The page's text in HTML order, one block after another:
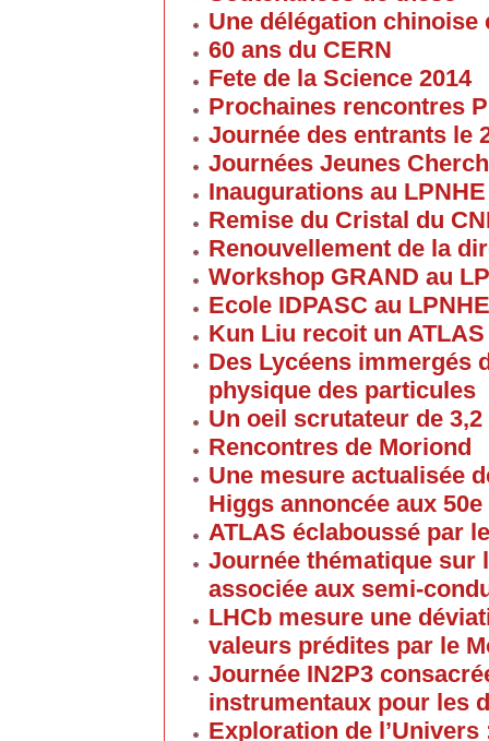
Une délégation
60 ans du CERN
Fete de la Science 2014
Prochaines rencontres
Journée des entrants le
Journées Jeunes
Inaugurations au LPNHE
Remise du Cristal du
Renouvellement de la
Workshop GRAND au
Ecole IDPASC au LPNHE
Kun Liu recoit un
Des Lycéens immergés
physique des particules
Un oeil scrutateur de
Rencontres de Moriond
Une mesure actualisée
Higgs annoncée aux
ATLAS éclaboussé par
Journée thématique sur
associée aux semi-
LHCb mesure une
valeurs prédites par le
Journée IN2P3
instrumentaux pour les
Exploration de